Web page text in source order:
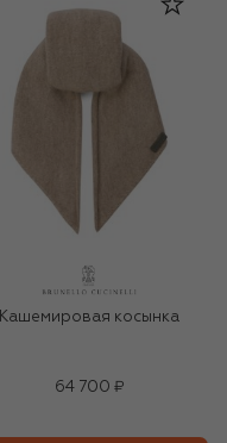
Кашемировая косынка
64 700 ₽